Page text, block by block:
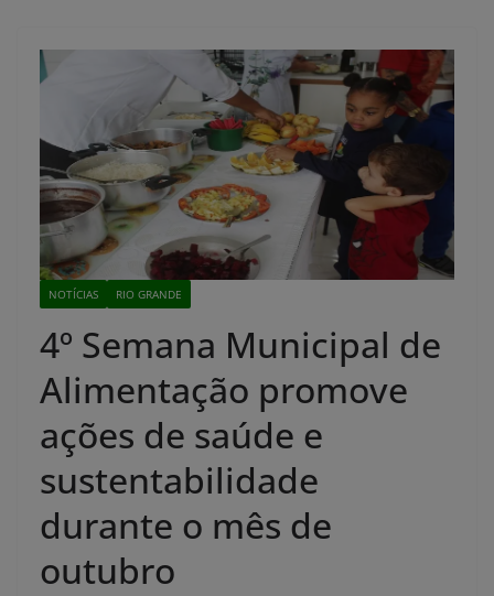
NOTÍCIAS RIO GRANDE
4º Semana Municipal de
Alimentação promove
ações de saúde e
sustentabilidade
durante o mês de
outubro